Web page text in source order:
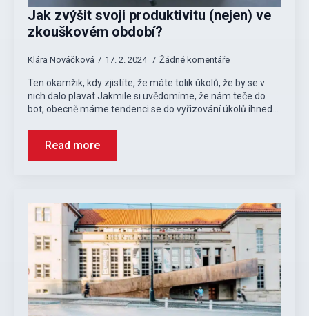
Jak zvýšit svoji produktivitu (nejen) ve
zkouškovém období?
Klára Nováčková 17. 2. 2024 Žádné komentáře
Ten okamžik, kdy zjistíte, že máte tolik úkolů, že by se v
nich dalo plavat.Jakmile si uvědomíme, že nám teče do
bot, obecně máme tendenci se do vyřizování úkolů ihned…
Read more